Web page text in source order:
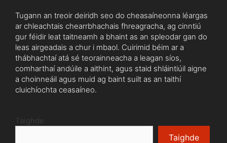
Tugann an treoir deiridh seo do cheasaíneonna léargas
ar chleachtais chearrbhachais fhreagracha, ag cinntiú
gur féidir leat taitneamh a bhaint as an spleodar gan do
leas airgeadais a chur i mbaol. Cuirimid béim ar a
thábhachtaí atá sé teorainneacha a leagan síos,
comharthaí andúile a aithint, agus staid shláintiúil aigne
a choinneáil agus muid ag baint suilt as an taithí
cluichíochta ceasaíneo.
Taighde
Taighde